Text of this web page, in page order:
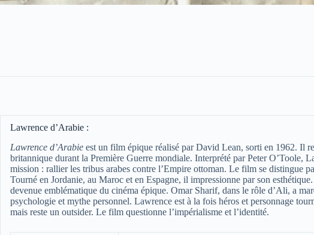
Lawrence d’Arabie :
Lawrence d’Arabie est un film épique réalisé par David Lean, sorti en 1962. Il
britannique durant la Première Guerre mondiale. Interprété par Peter O’Toole,
mission : rallier les tribus arabes contre l’Empire ottoman. Le film se distingue
Tourné en Jordanie, au Maroc et en Espagne, il impressionne par son
devenue emblématique du cinéma épique. Omar Sharif, dans le rôle d’Ali, a
psychologie et mythe personnel. Lawrence est à la fois héros et personnage
mais reste un outsider. Le film questionne l’impérialisme et l’identité.